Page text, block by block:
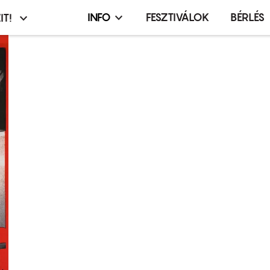
Infó,
INFO FESZTIVÁLOK BÉRLÉS